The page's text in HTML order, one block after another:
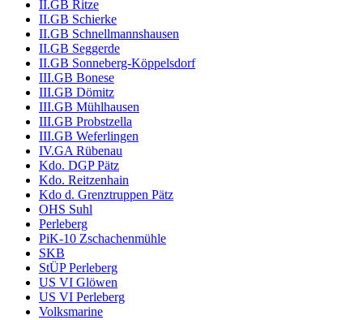
II.GB Ritze
II.GB Schierke
II.GB Schnellmannshausen
II.GB Seggerde
II.GB Sonneberg-Köppelsdorf
III.GB Bonese
III.GB Dömitz
III.GB Mühlhausen
III.GB Probstzella
III.GB Weferlingen
IV.GA Rübenau
Kdo. DGP Pätz
Kdo. Reitzenhain
Kdo d. Grenztruppen Pätz
OHS Suhl
Perleberg
PiK-10 Zschachenmühle
SKB
StÜP Perleberg
US VI Glöwen
US VI Perleberg
Volksmarine